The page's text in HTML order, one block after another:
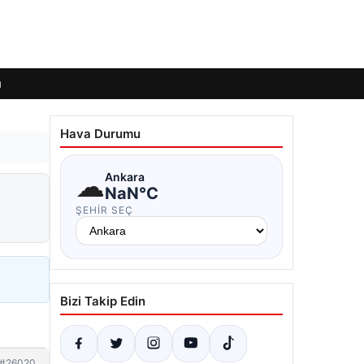
Hava Durumu
☁Ankara
NaN°C
ŞEHIR SEÇ
Bizi Takip Edin